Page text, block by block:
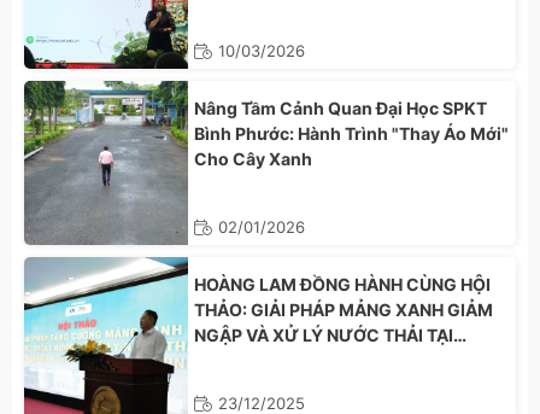
10/03/2026
Nâng Tầm Cảnh Quan Đại Học SPKT
Bình Phước: Hành Trình "Thay Áo Mới"
Cho Cây Xanh
02/01/2026
HOÀNG LAM ĐỒNG HÀNH CÙNG HỘI
THẢO: GIẢI PHÁP MẢNG XANH GIẢM
NGẬP VÀ XỬ LÝ NƯỚC THẢI TẠI
23/12/2025